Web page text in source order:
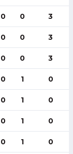
0 0 3
0 0 3
0 0 3
0 1 0
0 1 0
0 1 0
0 1 0